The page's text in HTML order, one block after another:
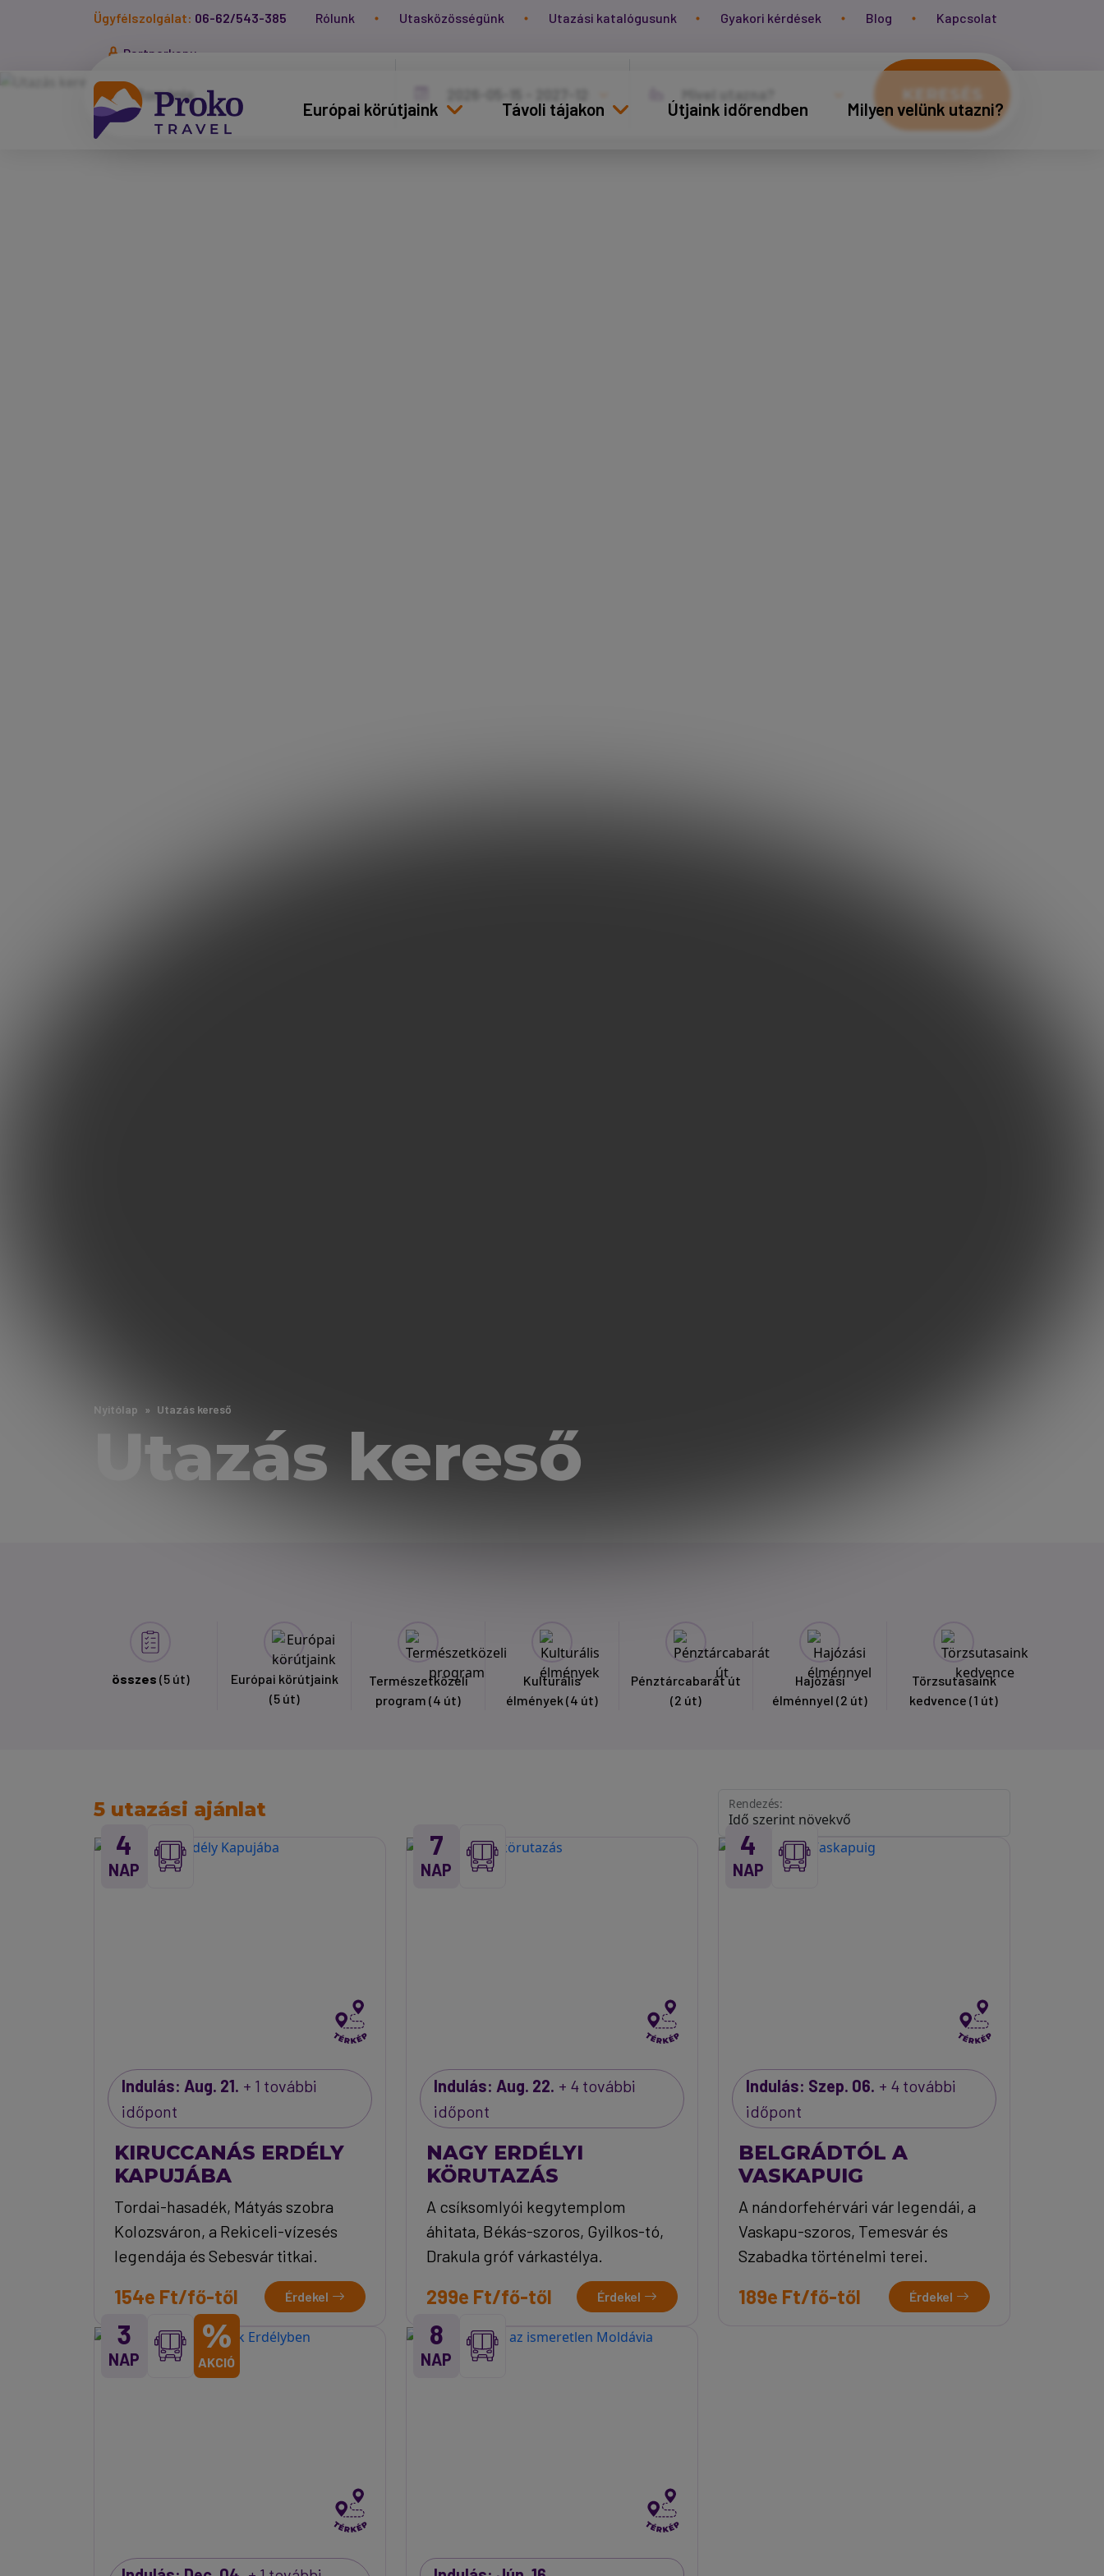
Ügyfélszolgálat: 06-62/543-385 Rólunk Utasközösségünk Utazási katalógusunk Gyakori kérdések Blog Kapcsolat
Partnerkapu
Európai körútjaink Távoli tájakon Útjaink időrendben Milyen velünk utazni?
Nyitólap Utazás kereső
Utazás kereső
KERESÉS
összes (5 út)
Európai körútjaink
(5 út)
Természetközeli
program (4 út)
Kulturális
élmények (4 út)
Pénztárcabarát út
(2 út)
Hajózási
élménnyel (2 út)
Törzsutasaink
kedvence (1 út)
5 utazási ajánlat Rendezés:
4
NAP
Indulás: Aug. 21. + 1 további
időpont
KIRUCCANÁS ERDÉLY
KAPUJÁBA
Tordai-hasadék, Mátyás szobra
Kolozsváron, a Rekiceli-vízesés
legendája és Sebesvár titkai.
154e Ft/fő-től Érdekel
7
NAP
Indulás: Aug. 22. + 4 további
időpont
NAGY ERDÉLYI
KÖRUTAZÁS
A csíksomlyói kegytemplom
áhitata, Békás-szoros, Gyilkos-tó,
Drakula gróf várkastélya.
299e Ft/fő-től Érdekel
4
NAP
Indulás: Szep. 06. + 4 további
időpont
BELGRÁDTÓL A
VASKAPUIG
A nándorfehérvári vár legendái, a
Vaskapu-szoros, Temesvár és
Szabadka történelmi terei.
189e Ft/fő-től Érdekel
3
NAP
%
AKCIÓ
8
NAP